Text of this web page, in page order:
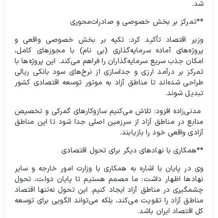
شد.
**تمرکز بر بخش خصوصی و صادرات‌محوری
وزیر اقتصاد تأکید کرد: تکیه بر بخش خصوصی واقعی و
پروژه‌های آماده سرمایه‌گذاری (بی نام) با مجوزهای کامل،
امکان جذب سریع سرمایه‌گذاران را فراهم می‌کند. این پروژه‌ها با
تمرکز بر درآمد ارزی و جداسازی از نرخ‌های سود بانکی ریالی
طراحی شده‌اند تا مناطق آزاد به موتور توسعه اقتصادی کشور
تبدیل شوند.
مدنی‌زاده افزود: تلاش می‌کنیم سازوکارهای گمرکی و تخصیص
منابع در مناطق آزاد از سرزمین اصلی جدا شود تا این مناطق
آزادی واقعی خود را بازیابند.
**همکاری با نهادهای دیگر برای تحول اقتصادی
وی در پایان با اشاره به همکاری با وزارت امور خارجه و سایر
نهادها اظهار داشت: ما مصمم هستیم تا پایان دولت، تحول
چشمگیری در مناطق آزاد ایجاد کنیم. این تحول نه‌تنها اقتصاد
مناطق آزاد را تقویت می‌کند، بلکه می‌تواند الگویی برای توسعه
کل اقتصاد ایران باشد.